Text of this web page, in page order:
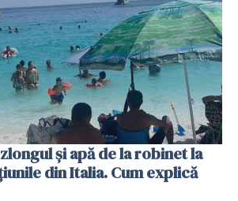
și apă de la robinet la
din Italia. Cum explică